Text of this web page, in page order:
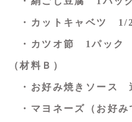
・カットキャベツ 1/2
・カツオ節 1パック
（材料Ｂ）
・お好み焼きソース
・マヨネーズ（お好